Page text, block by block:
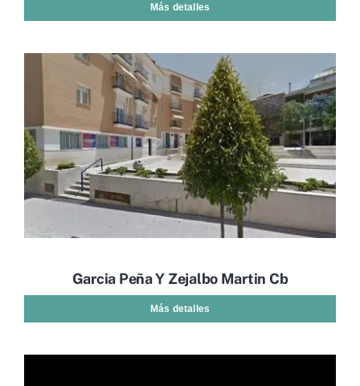
Más detalles
Garcia Peña Y Zejalbo Martin Cb
Más detalles